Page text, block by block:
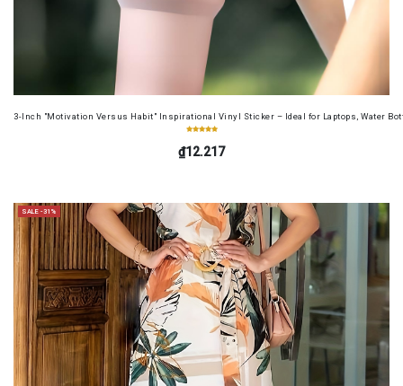
3-Inch "Motivation Versus Habit" Inspirational Vinyl Sticker – Ideal for Laptops, Water
₫12.217
SALE -31%